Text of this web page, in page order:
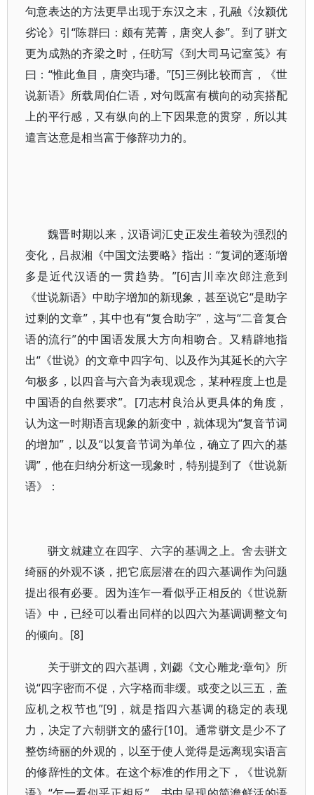
句意表达的方法更早出现于东汉之末，孔融《汝颍优
劣论》引“陈群曰：颇有芜菁，唐突人参”。到了骈文
更为成熟的齐梁之时，任昉写《到大司马记室笺》有
曰：“惟此鱼目，唐突玙璠。”[5]三例比较而言，《世
说新语》所载周伯仁语，对句既富有横向的动宾搭配
上的平行感，又有纵向的上下因果意的贯穿，所以其
遣言达意是相当富于修辞功力的。
魏晋时期以来，汉语词汇史正发生着较为强烈的
变化，吕叔湘《中国文法要略》指出：“复词的逐渐增
多是近代汉语的一贯趋势。”[6]吉川幸次郎注意到
《世说新语》中助字增加的新现象，甚至说它“是助字
过剩的文章”，其中也有“复合助字”，这与“二音复合
语的流行”的中国语发展大方向相吻合。又精辟地指
出“《世说》的文章中四字句、以及作为其延长的六字
句极多，以四音与六音为表现观念，某种程度上也是
中国语的自然要求”。[7]志村良治从更具体的角度，
认为这一时期语言现象的新变中，就体现为“复音节词
的增加”，以及“以复音节词为单位，确立了四六的基
调”，他在归纳分析这一现象时，特别提到了《世说新
语》：
骈文就建立在四字、六字的基调之上。舍去骈文
绮丽的外观不谈，把它底层潜在的四六基调作为问题
提出很有必要。因为连乍一看似乎正相反的《世说新
语》中，已经可以看出同样的以四六为基调调整文句
的倾向。[8]
关于骈文的四六基调，刘勰《文心雕龙·章句》所
说“四字密而不促，六字格而非缓。或变之以三五，盖
应机之权节也”[9]，就是指四六基调的稳定的表现
力，决定了六朝骈文的盛行[10]。通常骈文是少不了
整饬绮丽的外观的，以至于使人觉得是远离现实语言
的修辞性的文体。在这个标准的作用之下，《世说新